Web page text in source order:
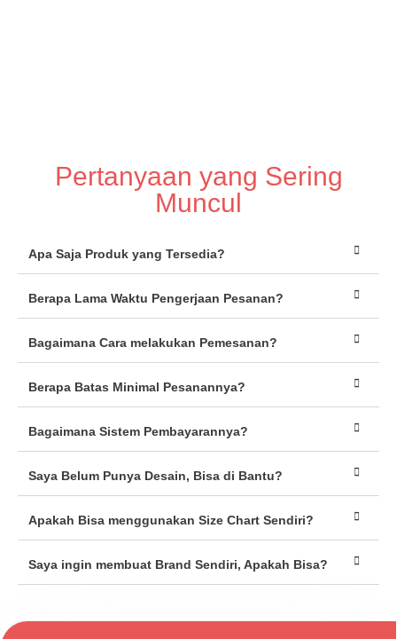
Pertanyaan yang Sering
Muncul
Apa Saja Produk yang Tersedia?
Berapa Lama Waktu Pengerjaan Pesanan?
Bagaimana Cara melakukan Pemesanan?
Berapa Batas Minimal Pesanannya?
Bagaimana Sistem Pembayarannya?
Saya Belum Punya Desain, Bisa di Bantu?
Apakah Bisa menggunakan Size Chart Sendiri?
Saya ingin membuat Brand Sendiri, Apakah Bisa?